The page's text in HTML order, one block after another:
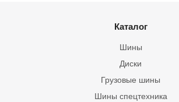
Каталог
Шины
Грузовые шины
Шины спецтехника
Диски